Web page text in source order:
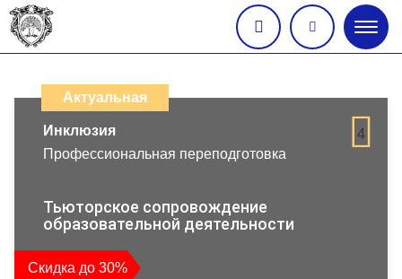
меню
дистанционных
образовательных
повышения
квалификации
Актуальная
4
Инклюзия
Профессиональная переподготовка
Тьюторское сопровождение
образовательной деятельности
Скидка до 30%